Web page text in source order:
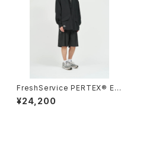
FreshService PERTEX® EQ
UILIBRIUM EASY SHORTS
¥24,200